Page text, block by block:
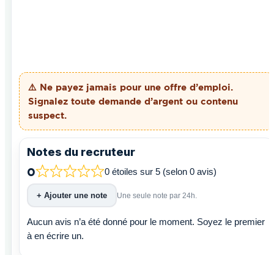
⚠️ Ne payez jamais pour une offre d’emploi.
Signalez toute demande d’argent ou contenu
suspect.
Notes du recruteur
0 0 étoiles sur 5 (selon 0 avis)
+ Ajouter une note Une seule note par 24h.
Aucun avis n’a été donné pour le moment. Soyez le premier
à en écrire un.